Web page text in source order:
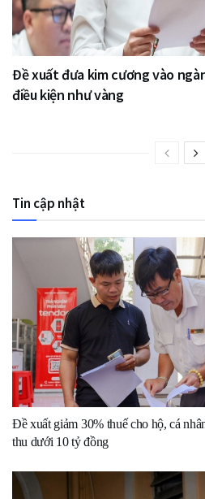
Đề xuất đưa kim cương vào
điều kiện như vàng
Tin cập nhật
Đề xuất giảm 30% thuế cho hộ, cá
thu dưới 10 tỷ đồng